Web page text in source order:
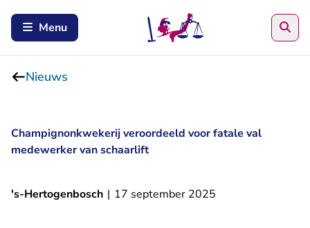
Menu
Nieuws
Champignonkwekerij veroordeeld voor fatale val
medewerker van schaarlift
's-Hertogenbosch | 17 september 2025